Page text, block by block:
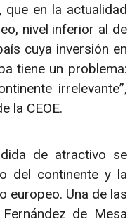
que en la actualidad
nivel inferior al de
cuya inversión en
tiene un problema:
irrelevante”,
la CEOE.
de atractivo se
del continente y la
europeo. Una de las
de Mesa